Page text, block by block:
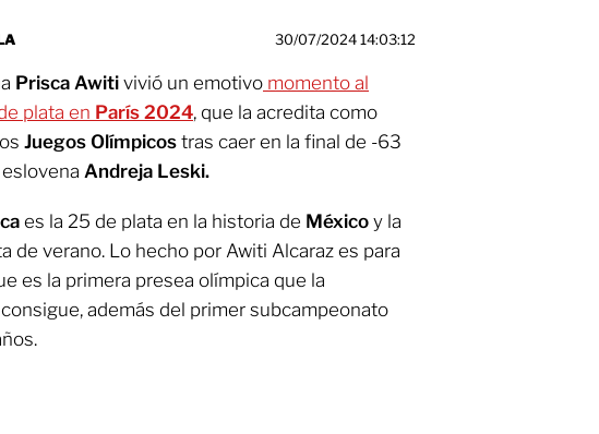
30/07/2024 14:03:12
Prisca Awiti vivió un emotivo momento al
plata en París 2024, que la acredita como
Juegos Olímpicos tras caer en la final de -63
Andreja Leski.
es la 25 de plata en la historia de México y la
de verano. Lo hecho por Awiti Alcaraz es para
es la primera presea olímpica que la
además del primer subcampeonato